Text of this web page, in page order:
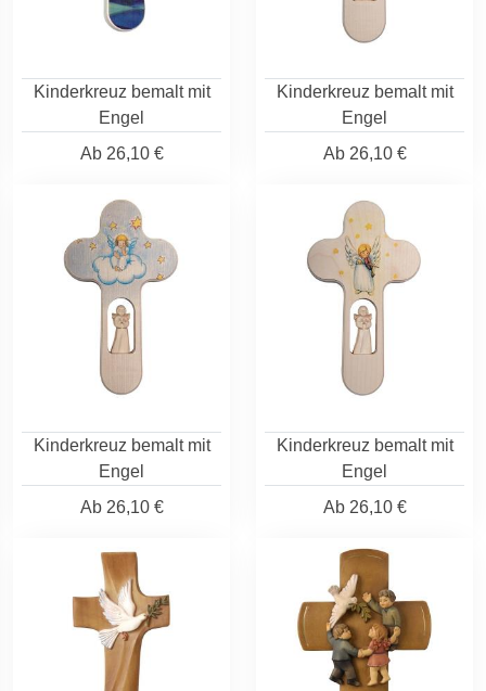
Kinderkreuz bemalt mit
Engel
Ab26,10 €
Kinderkreuz bemalt mit
Engel
Ab26,10 €
Kinderkreuz bemalt mit
Engel
Ab26,10 €
Kinderkreuz bemalt mit
Engel
Ab26,10 €